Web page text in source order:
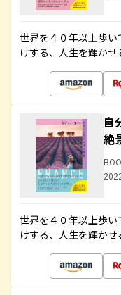
世界を４０年以上歩
けする、人生を輝か
自
絶
世界を４０年以上歩
けする、人生を輝か